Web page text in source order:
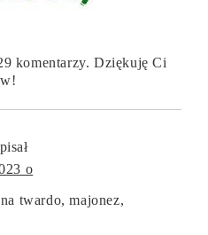
komentarzy. Dziękuję Ci
o
twardo, majonez,